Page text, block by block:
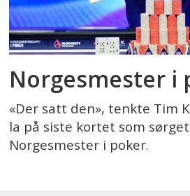
Norgesmester i
«Der satt den», tenkte Tim
la på siste kortet som
Norgesmester i poker.